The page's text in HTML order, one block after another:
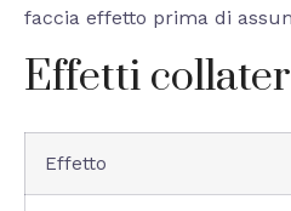
faccia effetto prima di
Effetti
Effetto